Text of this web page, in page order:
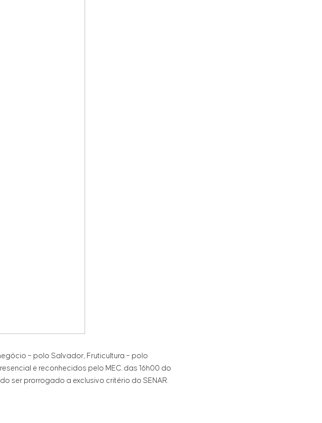
– polo Salvador, Fruticultura – polo
e reconhecidos pelo MEC. das 16h00 do
ser prorrogado a exclusivo critério do SENAR.